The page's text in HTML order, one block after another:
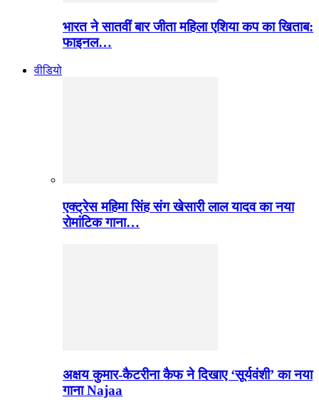
भारत ने सातवीं बार जीता महिला एशिया कप का खिताब:
फाइनल…
वीडियो
एक्ट्रेस महिमा सिंह संग खेसारी लाल यादव का नया
रोमांटिक गाना…
अक्षय कुमार-कैटरीना कैफ ने दिखाए ‘सूर्यवंशी’ का नया
गाना Najaa